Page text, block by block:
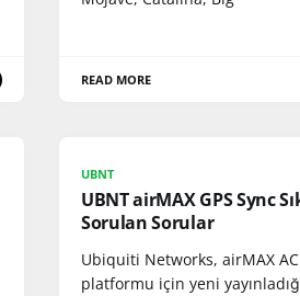
READ MORE
UBNT
UBNT airMAX GPS Sync
Sorulan Sorular
Ubiquiti Networks, airMAX AC
platformu için yeni